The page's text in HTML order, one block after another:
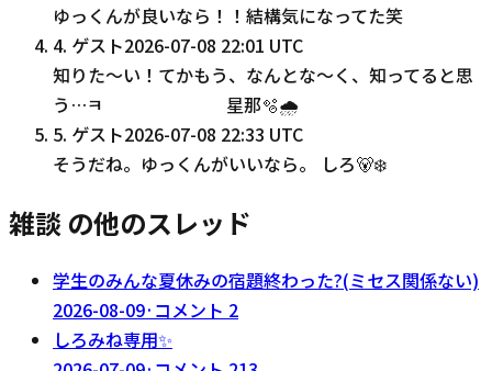
ゆっくんが良いなら！！結構気になってた笑
4. ゲスト2026-07-08 22:01 UTC
知りた〜い！てかもう、なんとな〜く、知ってると思
う…ㅋ 星那🫧🌧️
5. ゲスト2026-07-08 22:33 UTC
そうだね。ゆっくんがいいなら。 しろ🐻‍❄️
雑談 の他のスレッド
学生のみんな夏休みの宿題終わった?(ミセス関係ない)
2026-08-09· コメント 2
しろみね専用✨